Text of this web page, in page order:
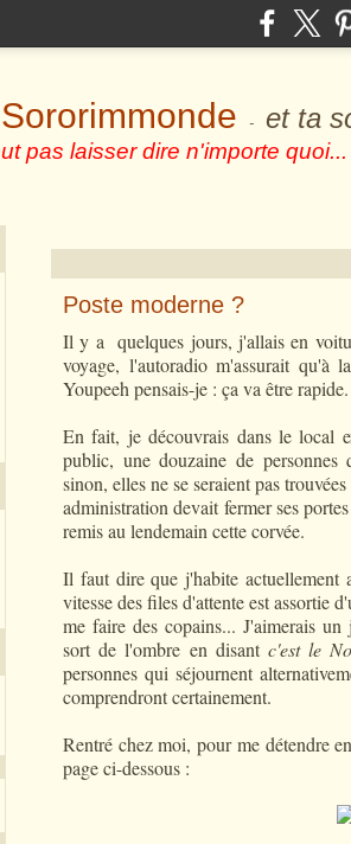
Sororimmonde - et ta
pas laisser dire n'importe
Poste moderne ?
Il y a quelques jours, j'allais en
voyage, l'autoradio m'assurait qu'à
Youpeeh pensais-je : ça va être rapide.
En fait, je découvrais dans le local
public, une douzaine de personnes
sinon, elles ne se seraient pas
administration devait fermer ses
remis au lendemain cette corvée.
Il faut dire que j'habite actuellement
vitesse des files d'attente est assortie
me faire des copains... J'aimerais
sort de l'ombre en disant c'est le
personnes qui séjournent
comprendront certainement.
Rentré chez moi, pour me détendre
page ci-dessous :